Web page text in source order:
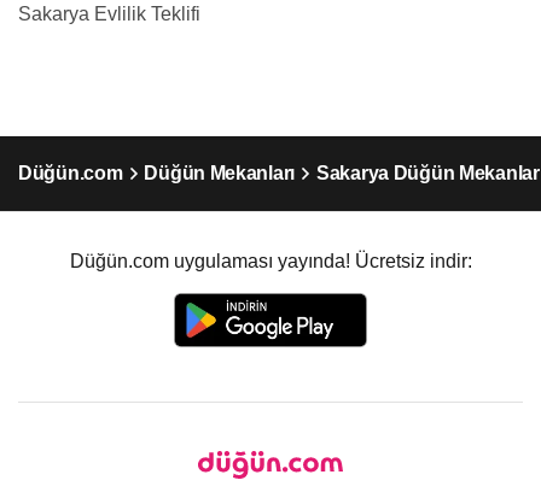
Sakarya Evlilik Teklifi
Düğün.com Düğün Mekanları Sakarya Düğün
Düğün.com uygulaması yayında! Ücretsiz indir: